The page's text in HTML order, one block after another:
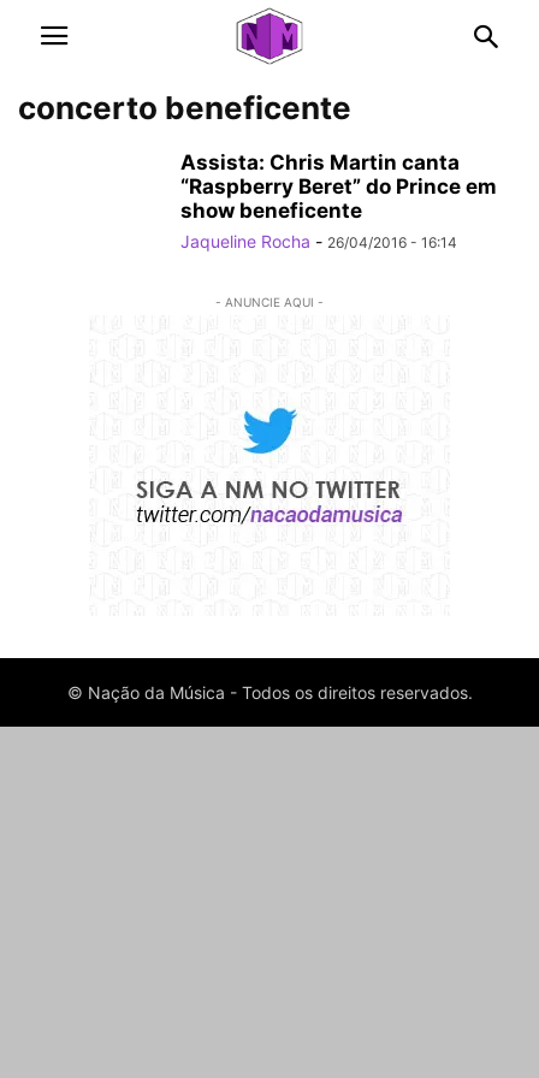
concerto beneficente
Assista: Chris Martin canta
“Raspberry Beret” do Prince em
show beneficente
Jaqueline Rocha - 26/04/2016 - 16:14
- ANUNCIE AQUI -
© Nação da Música - Todos os direitos reservados.